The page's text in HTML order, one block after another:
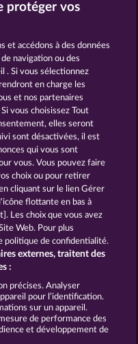
FRUITS
DIAMONDS
Société FAQ
de rétractation
protéger vos
et accédons à des données
navigation ou des
. Si vous sélectionnez
en charge les
et nos partenaires
vous choisissez Tout
elles seront
sont désactivées, il est
qui vous sont
vous. Vous pouvez faire
choix ou pour retirer
cliquant sur le lien Gérer
flottante en bas à
Les choix que vous avez
Web. Pour plus
politique de confidentialité.
externes, traitent des
:
précises. Analyser
pour l’identification.
sur un appareil.
de performance des
et développement de